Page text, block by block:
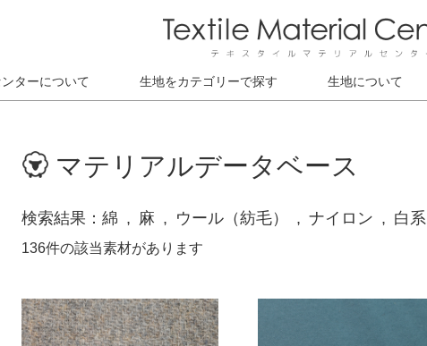
ターについて 生地をカテゴリーで探す 生地について
マテリアルデータベース
検索結果 綿 麻 ウール（紡毛） ナイロン 白系
136件の該当素材があります